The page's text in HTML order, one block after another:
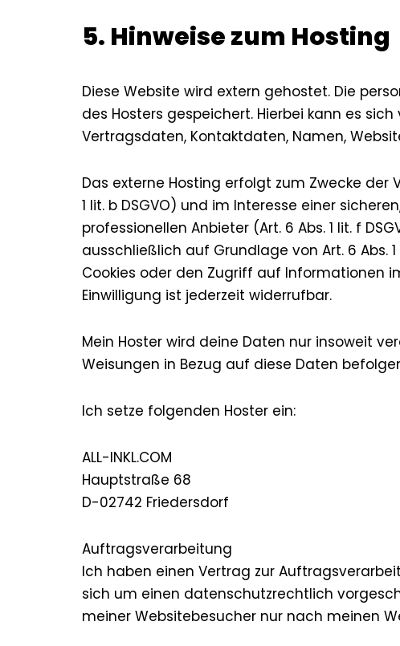
5. Hinweise zum Hosting
Diese Website wird extern gehostet. Die
des Hosters gespeichert. Hierbei kann es
Vertragsdaten, Kontaktdaten, Namen,
Das externe Hosting erfolgt zum Zwecke
1 lit. b DSGVO) und im Interesse einer
professionellen Anbieter (Art. 6 Abs. 1 lit. f
ausschließlich auf Grundlage von Art. 6 Abs. 1
Cookies oder den Zugriff auf Informationen
Einwilligung ist jederzeit widerrufbar.
Mein Hoster wird deine Daten nur insoweit
Weisungen in Bezug auf diese Daten
Ich setze folgenden Hoster ein:
ALL-INKL.COM
Hauptstraße 68
D-02742 Friedersdorf
Auftragsverarbeitung
Ich haben einen Vertrag zur
sich um einen datenschutzrechtlich
meiner Websitebesucher nur nach meinen